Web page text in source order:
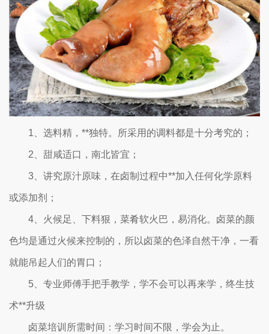
1、选料精，**独特。所采用的调料都是十分考究的；
2、甜咸适口，南北皆宜；
3、讲究原汁原味，在卤制过程中**加入任何化学原料
或添加剂；
4、火候足、下料狠，菜肴软火巴，易消化。卤菜的颜
色均是通过火候来控制的，所以卤菜的色泽自然干净，一看
就能吊起人们的胃口；
5、专业师傅手把手教学，学不会可以再来学，终生技
术**升级
卤菜培训所需时间：学习时间不限，学会为止。